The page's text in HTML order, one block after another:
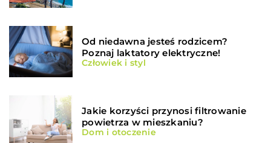
Od niedawna jesteś rodzicem?
Poznaj laktatory elektryczne!
Człowiek i styl
Jakie korzyści przynosi filtrowanie
powietrza w mieszkaniu?
Dom i otoczenie